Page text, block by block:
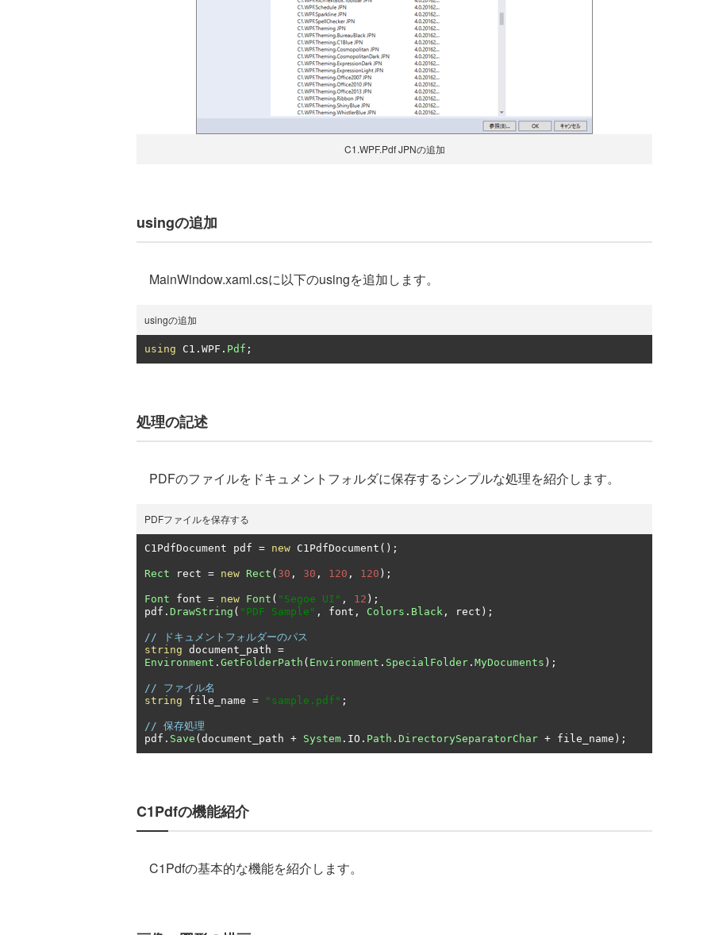
C1.WPF.Pdf JPNの追加
usingの追加
MainWindow.xaml.csに以下のusingを追加します。
usingの追加
using C1 . WPF . Pdf ;
処理の記述
PDFのファイルをドキュメントフォルダに保存するシンプルな処理を紹介します。
PDFファイルを保存する
C1PdfDocument pdf = new C1PdfDocument ();
Rect rect = new Rect ( 30 , 30 , 120 , 120 );
Font font = new Font ( "Segoe UI" , 12 );
pdf . DrawString ( "PDF Sample" , font , Colors . Black , rect );
// ドキュメントフォルダーのパス
string document_path =
Environment . GetFolderPath ( Environment . SpecialFolder . MyDocuments );
// ファイル名
string file_name = "sample.pdf" ;
// 保存処理
pdf . Save ( document_path + System . IO . Path . DirectorySeparatorChar + file_name );
C1Pdfの機能紹介
C1Pdfの基本的な機能を紹介します。